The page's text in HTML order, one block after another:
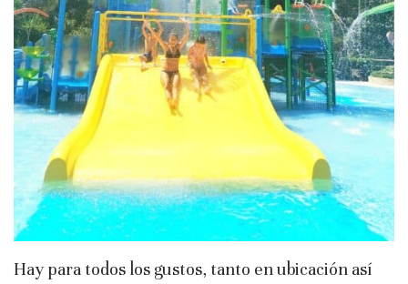
Hay para todos los gustos, tanto en ubicación así